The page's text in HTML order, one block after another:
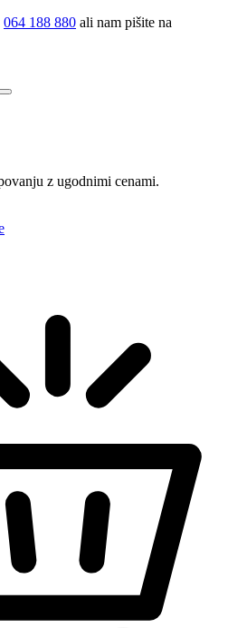
064 188 880 ali nam pišite na
z ugodnimi cenami.